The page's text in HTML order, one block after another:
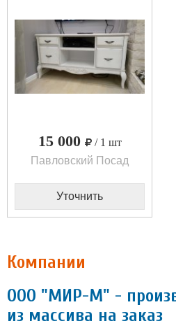
15 000
/ 1 шт
Павловский Посад
Уточнить
Компании
ООО "МИР-М" -
из массива на заказ